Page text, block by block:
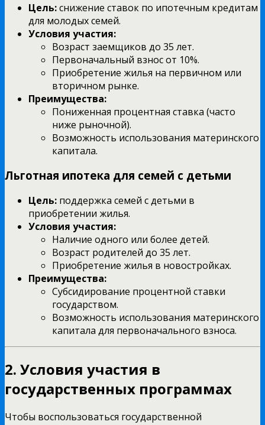
Цель:снижение ставок по ипотечным кредитам
для молодых семей.
Условия участия:
Возраст заемщиков до 35 лет.
Первоначальный взнос от 10%.
Приобретение жилья на первичном или
вторичном рынке.
Преимущества:
Пониженная процентная ставка (часто
ниже рыночной).
Возможность использования материнского
капитала.
Льготная ипотека для семей с детьми
Цель: поддержка семей с детьми в
приобретении жилья.
Условия участия:
Наличие одного или более детей.
Возраст родителей до 35 лет.
Приобретение жилья в новостройках.
Преимущества:
Субсидирование процентной ставки
государством.
Возможность использования материнского
капитала для первоначального взноса.
2. Условия участия в
государственных программах
Чтобы воспользоваться государственной